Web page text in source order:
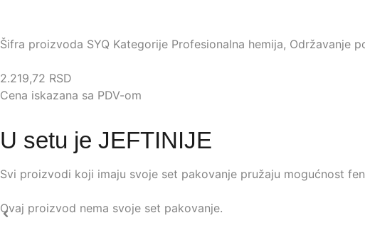
Šifra proizvoda SYQ Kategorije Profesionalna hemija, Održavanje
2.219,72 RSD
Cena iskazana sa PDV-om
U setu je JEFTINIJE
Svi proizvodi koji imaju svoje set pakovanje pružaju mogućnost
Ovaj proizvod nema svoje set pakovanje.